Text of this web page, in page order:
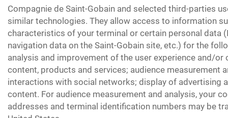
Compagnie de Saint-Gobain and selected third-parties
similar technologies. They allow access to information
characteristics of your terminal or certain personal data
navigation data on the Saint-Gobain site, etc.) for the
analysis and improvement of the user experience and/or
content, products and services; audience measurement
interactions with social networks; display of advertising
content. For audience measurement and analysis, your
addresses and terminal identification numbers may be